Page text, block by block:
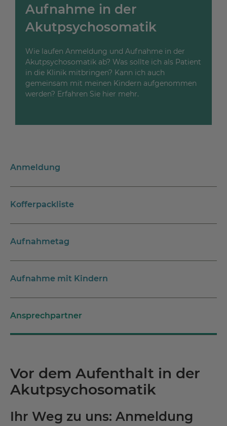
Aufnahme in der
Akutpsychosomatik
Wie laufen Anmeldung und Aufnahme in der
Akutpsychosomatik ab? Was sollte ich als Patient
in die Klinik mitbringen? Kann ich auch
gemeinsam mit meinen Kindern aufgenommen
werden? Erfahren Sie hier mehr.
Anmeldung
Kofferpackliste
Aufnahmetag
Aufnahme mit Kindern
Ansprechpartner
Vor dem Aufenthalt in der
Akutpsychosomatik
Ihr Weg zu uns: Anmeldung